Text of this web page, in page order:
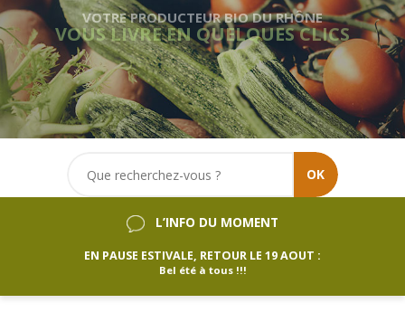
LIVRE EN QUELQUES CLICS
OK
L’INFO DU MOMENT
EN PAUSE ESTIVALE, RETOUR LE 19 AOUT :
Bel été à tous !!!